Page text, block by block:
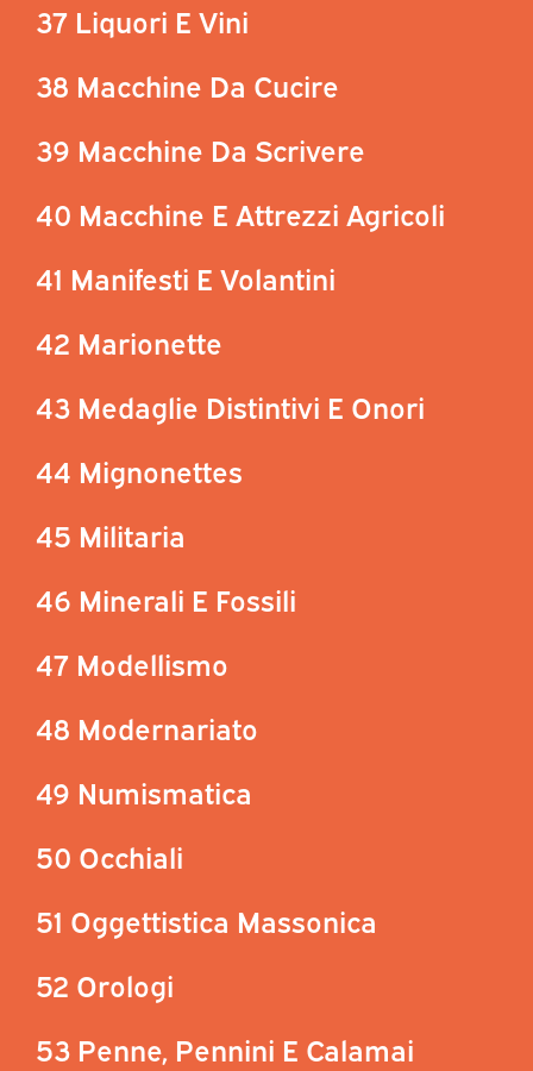
37 Liquori E Vini
38 Macchine Da Cucire
39 Macchine Da Scrivere
40 Macchine E Attrezzi Agricoli
41 Manifesti E Volantini
42 Marionette
43 Medaglie Distintivi E Onori
44 Mignonettes
45 Militaria
46 Minerali E Fossili
47 Modellismo
48 Modernariato
49 Numismatica
50 Occhiali
51 Oggettistica Massonica
52 Orologi
53 Penne, Pennini E Calamai